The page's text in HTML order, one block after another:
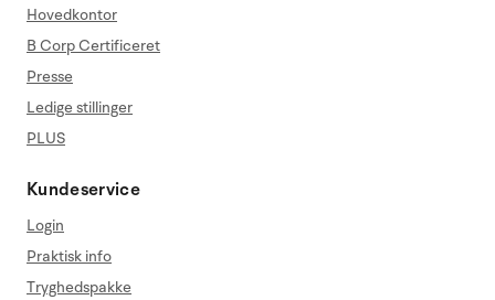
Hovedkontor
B Corp Certificeret
Presse
Ledige stillinger
PLUS
Kundeservice
Login
Praktisk info
Tryghedspakke